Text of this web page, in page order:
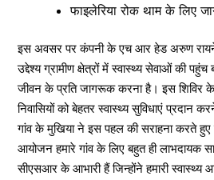
फाइलेरिया रोक थाम के लिए
इस अवसर पर कंपनी के एच आर हेड अरुण रायने
उद्देश्य ग्रामीण क्षेत्रों में स्वास्थ्य सेवाओं की
जीवन के प्रति जागरूक करना है। इस शिविर के
निवासियों को बेहतर स्वास्थ्य सुविधाएं प्रदान
गांव के मुखिया ने इस पहल की सराहना करते हुए
आयोजन हमारे गांव के लिए बहुत ही लाभदायक
सीएसआर के आभारी हैं जिन्होंने हमारी